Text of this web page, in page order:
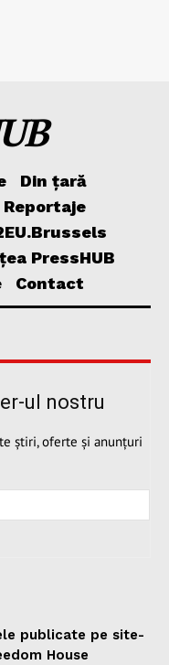
Din țară
Reportaje
PressHUB
Contact
ul nostru
știri, oferte și anunțuri
publicate pe site-
House